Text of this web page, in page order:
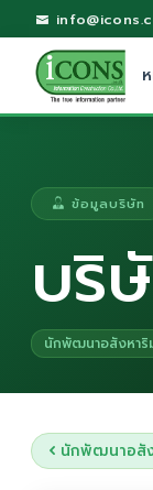
ข้อมูลบริษัท
บริ
นักพัฒนาอสังหา
นักพัฒนาอสั